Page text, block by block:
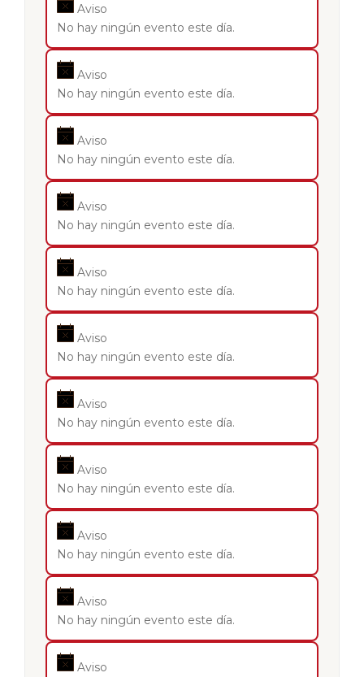
Aviso
No hay ningún evento este día.
Aviso
No hay ningún evento este día.
Aviso
No hay ningún evento este día.
Aviso
No hay ningún evento este día.
Aviso
No hay ningún evento este día.
Aviso
No hay ningún evento este día.
Aviso
No hay ningún evento este día.
Aviso
No hay ningún evento este día.
Aviso
No hay ningún evento este día.
Aviso
No hay ningún evento este día.
Aviso